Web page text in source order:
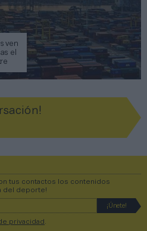
ven
el
tus contactos los contenidos
del deporte!
privacidad